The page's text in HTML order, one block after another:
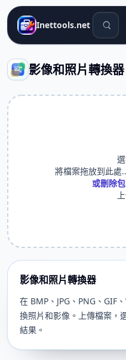
Inettools.net 搜尋工具
影像和照片轉換器
將檔案拖放到此處
或刪除
影像和照片轉換器
在 BMP、JPG、PNG、GIF
換照片和影像。上傳檔案，
結果。